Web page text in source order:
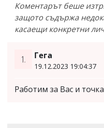
Коментарът беше
защото съдържа
касаещи конкретни
1. Гега
19.12.2023 19:04:37
Работим за Вас и точка